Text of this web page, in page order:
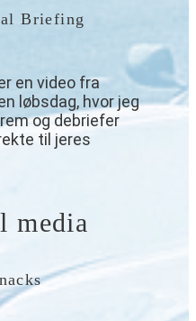
Briefing
en video fra
løbsdag, hvor jeg
og debriefer
til jeres
media